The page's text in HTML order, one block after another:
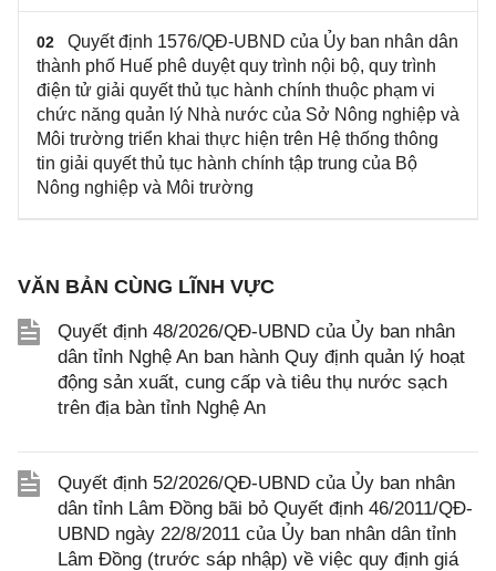
02
Quyết định 1576/QĐ-UBND của Ủy ban nhân dân
thành phố Huế phê duyệt quy trình nội bộ, quy trình
điện tử giải quyết thủ tục hành chính thuộc phạm vi
chức năng quản lý Nhà nước của Sở Nông nghiệp và
Môi trường triển khai thực hiện trên Hệ thống thông
tin giải quyết thủ tục hành chính tập trung của Bộ
Nông nghiệp và Môi trường
VĂN BẢN CÙNG LĨNH VỰC
Quyết định 48/2026/QĐ-UBND của Ủy ban nhân
dân tỉnh Nghệ An ban hành Quy định quản lý hoạt
động sản xuất, cung cấp và tiêu thụ nước sạch
trên địa bàn tỉnh Nghệ An
Quyết định 52/2026/QĐ-UBND của Ủy ban nhân
dân tỉnh Lâm Đồng bãi bỏ Quyết định 46/2011/QĐ-
UBND ngày 22/8/2011 của Ủy ban nhân dân tỉnh
Lâm Đồng (trước sáp nhập) về việc quy định giá